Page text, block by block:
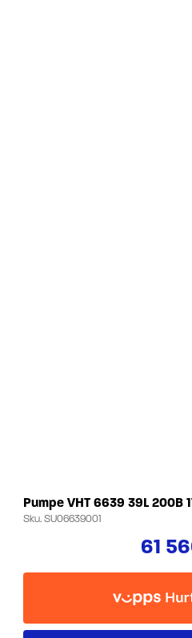
Pumpe VHT 6639 39L 200B
Sku.SU06639001
61